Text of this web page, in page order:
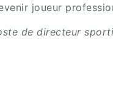
joueur
de directeur